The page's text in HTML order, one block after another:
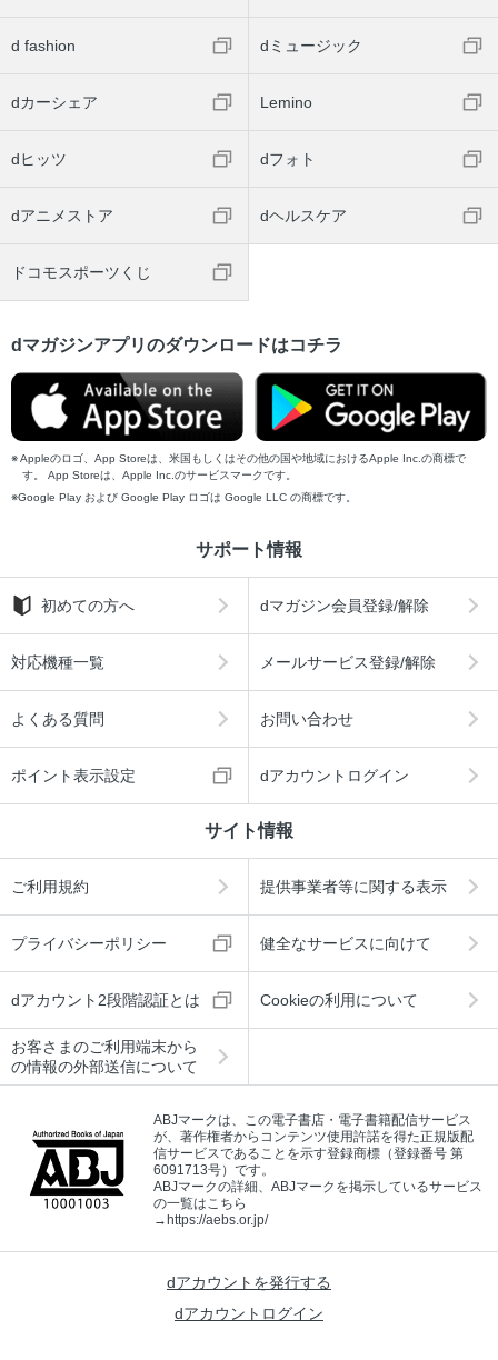
d fashion dミュージック
dカーシェア Lemino
dヒッツ dフォト
dアニメストア dヘルスケア
ドコモスポーツくじ
dマガジンアプリのダウンロードはコチラ
Appleのロゴ、App Storeは、米国もしくはその他の国や地域におけるApple Inc.の商標で
す。 App Storeは、Apple Inc.のサービスマークです。
Google Play および Google Play ロゴは Google LLC の商標です。
サポート情報
初めての方へ dマガジン会員登録/解除
対応機種一覧 メールサービス登録/解除
よくある質問 お問い合わせ
ポイント表示設定 dアカウントログイン
サイト情報
ご利用規約 提供事業者等に関する表示
プライバシーポリシー 健全なサービスに向けて
dアカウント2段階認証とは Cookieの利用について
お客さまのご利用端末から
の情報の外部送信について
ABJマークは、この電子書店・電子書籍配信サービス
が、著作権者からコンテンツ使用許諾を得た正規版配
信サービスであることを示す登録商標（登録番号 第
6091713号）です。
ABJマークの詳細、ABJマークを掲示しているサービス
の一覧はこちら
→https://aebs.or.jp/
dアカウントを発行する
dアカウントログイン